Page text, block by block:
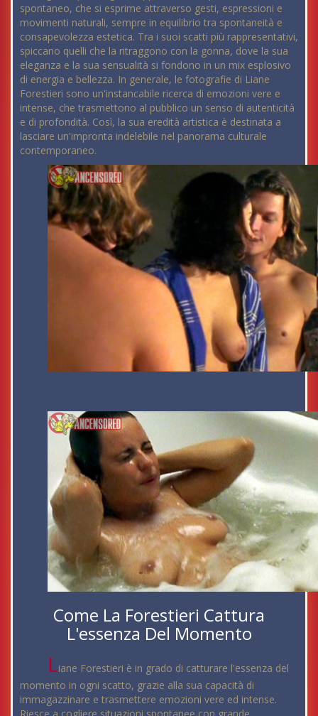
spontaneo, che si esprime attraverso gesti, espressioni e
movimenti naturali, sempre in equilibrio tra spontaneità e
consapevolezza estetica. Tra i suoi scatti più rappresentativi,
spiccano quelli che la ritraggono con la gonna, dove la sua
eleganza e la sua sensualità si fondono in un mix esplosivo
di energia e bellezza. In generale, le fotografie di Liane
Forestieri sono un'instancabile ricerca di emozioni vere e
intense, che trasmettono al pubblico un senso di autenticità
e di profondità. Così, la sua eredità artistica è destinata a
lasciare un'impronta indelebile nel panorama culturale
contemporaneo.
Come La Forestieri Cattura
L'essenza Del Momento
Liane Forestieri è in grado di catturare l'essenza del
momento in ogni scatto, grazie alla sua capacità di
immagazzinare e trasmettere emozioni vere ed intense.